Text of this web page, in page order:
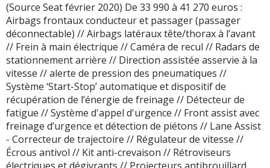
(Source Seat février 2020) De 33 990 à 41 270 euros :
Airbags frontaux conducteur et passager (passager
déconnectable) // Airbags latéraux tête/thorax à l’avant
// Frein à main électrique // Caméra de recul // Radars de
stationnement arrière // Direction assistée asservie à la
vitesse // alerte de pression des pneumatiques //
Système ‘Start-Stop’ automatique et dispositif de
récupération de l’énergie de freinage // Détecteur de
fatigue // Système d'appel d'urgence // Front assist avec
freinage d’urgence et détection de piétons // Lane Assist
- Correcteur de trajectoire // Régulateur de vitesse //
Écrous antivol // Kit anti-crevaison // Rétroviseurs